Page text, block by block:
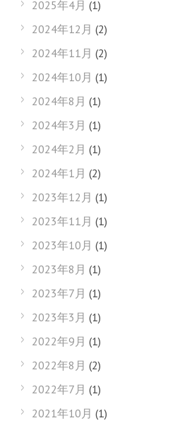
2025年4月 (1)
2024年12月 (2)
2024年11月 (2)
2024年10月 (1)
2024年8月 (1)
2024年3月 (1)
2024年2月 (1)
2024年1月 (2)
2023年12月 (1)
2023年11月 (1)
2023年10月 (1)
2023年8月 (1)
2023年7月 (1)
2023年3月 (1)
2022年9月 (1)
2022年8月 (2)
2022年7月 (1)
2021年10月 (1)